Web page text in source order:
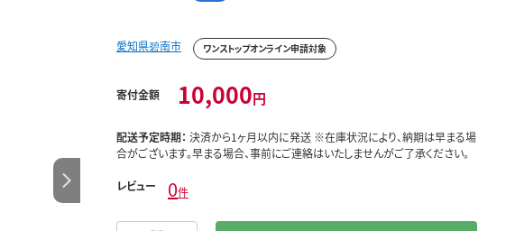
愛知県碧南市 ワンストップオンライン申請対象
寄付金額 10,000円
配送予定時期： 決済から1ヶ月以内に発送 ※在庫状況により、納期は早まる場
合がございます。早まる場合、事前にご連絡はいたしませんがご了承ください。
レビュー 0件